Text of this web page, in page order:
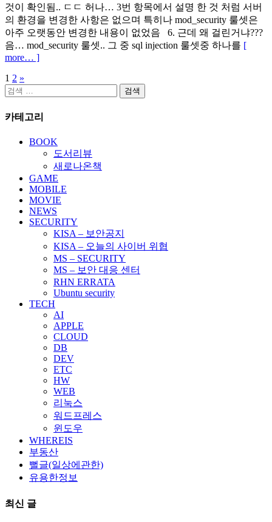
것이 확인됨.. ㄷㄷ 허나… 3번 항목에서 설명 한 것 처럼 서버
의 환경을 변경한 사항은 없으며 특히나 mod_security 룰셋은
아주 오랫동안 변경한 내용이 없었음 6. 근데 왜 걸린거냐???
음… mod_security 룰셋.. 그 중 sql injection 룰셋중 하나를 [
more… ]
글
페
이
1 2 »
검
카테고리
BOOK
도서리뷰
새로나온책
GAME
MOBILE
MOVIE
NEWS
SECURITY
KISA – 보안공지
KISA – 오늘의 사이버 위협
MS – SECURITY
MS – 보안 대응 센터
RHN ERRATA
Ubuntu security
TECH
AI
APPLE
CLOUD
DB
DEV
ETC
HW
WEB
리눅스
워드프레스
윈도우
WHEREIS
부동산
뻘글(일상에관한)
유용한정보
최신 글